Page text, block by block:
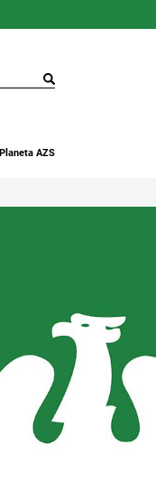
Planeta AZS